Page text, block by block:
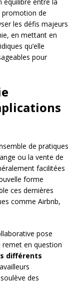
promotion de
les défis majeurs
en mettant en
qu’elle
pour
de pratiques
ou la vente de
facilitées
forme
ces dernières
comme Airbnb,
pose
remet en question
différents
des